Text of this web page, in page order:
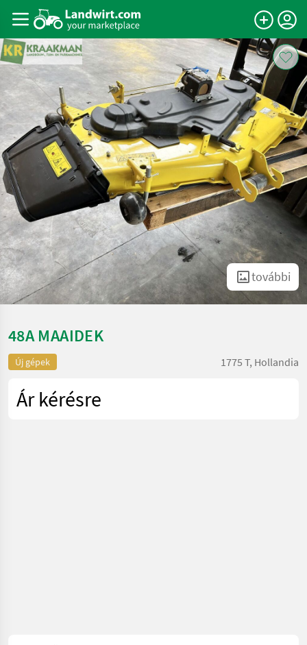
további
48A MAAIDEK
Új gépek 1775 T, Hollandia
Ár kérésre